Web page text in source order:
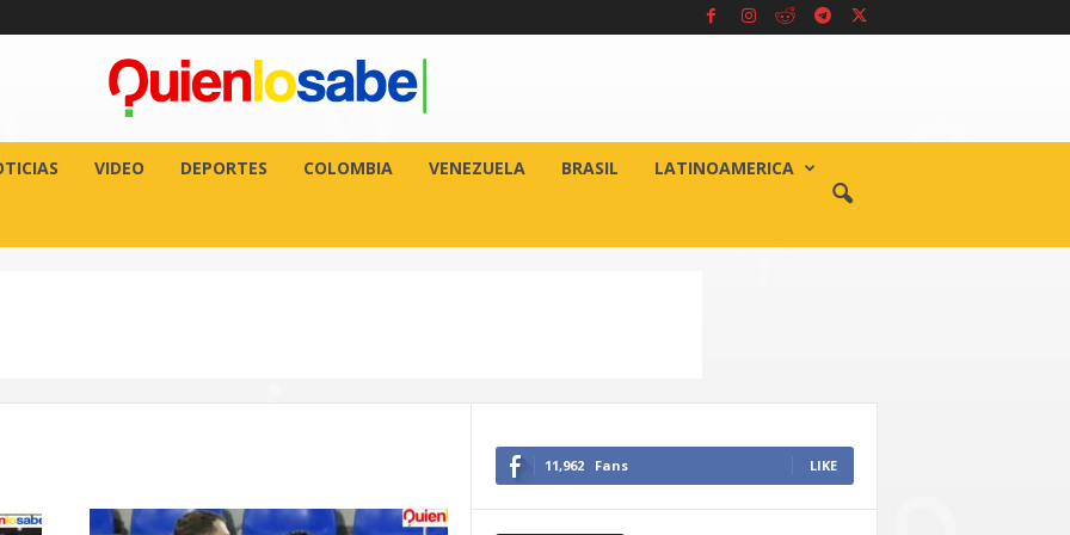
VIDEO DEPORTES COLOMBIA VENEZUELA BRASIL LATINOAMERICA
11,962 Fans LIKE